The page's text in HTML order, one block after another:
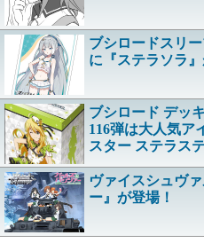
ブシロードスリ
に『ステラソラ』
ブシロード デッ
116弾は大人気ア
スター ステラス
ヴァイスシュヴ
ー』が登場！